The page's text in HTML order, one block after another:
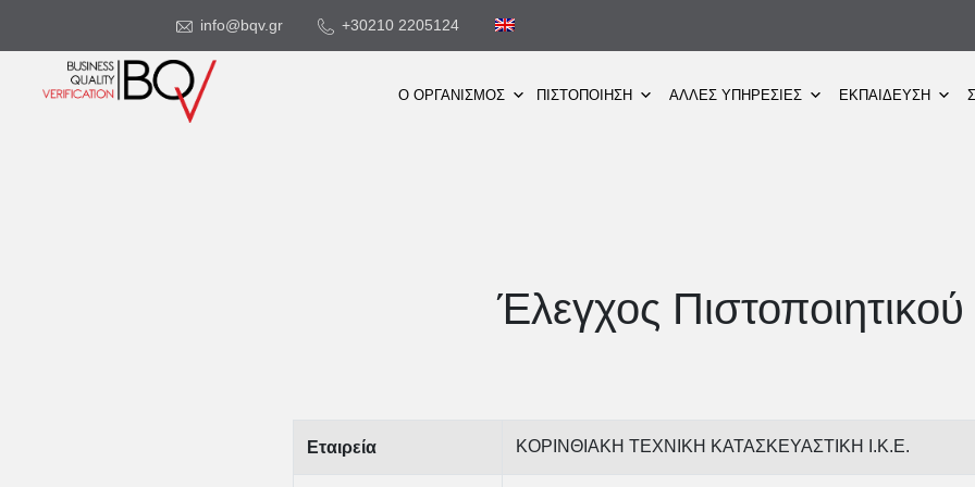
info@bqv.gr +30210 2205124
Ο ΟΡΓΑΝΙΣΜΟΣ ΠΙΣΤΟΠΟΙΗΣΗ ΑΛΛΕΣ ΥΠΗΡΕΣΙΕΣ ΕΚΠΑΙΔΕΥΣΗ
Έλεγχος Πιστοποιητικού
Εταιρεία ΚΟΡΙΝΘΙΑΚΗ ΤΕΧΝΙΚΗ ΚΑΤΑΣΚΕΥΑΣΤΙΚΗ Ι.Κ.Ε.